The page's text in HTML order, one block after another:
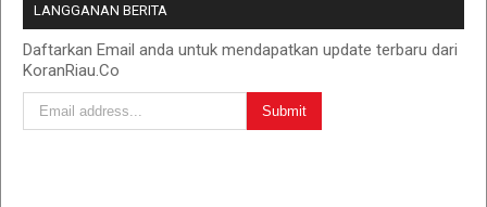
LANGGANAN BERITA
Daftarkan Email anda untuk mendapatkan update terbaru dari
KoranRiau.Co